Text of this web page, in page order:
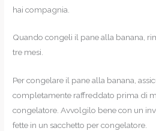
hai compagnia.
Quando congeli il pane alla banana,
tre mesi.
Per congelare il pane alla banana,
completamente raffreddato prima di
congelatore. Avvolgilo bene con un
fette in un sacchetto per congelatore.